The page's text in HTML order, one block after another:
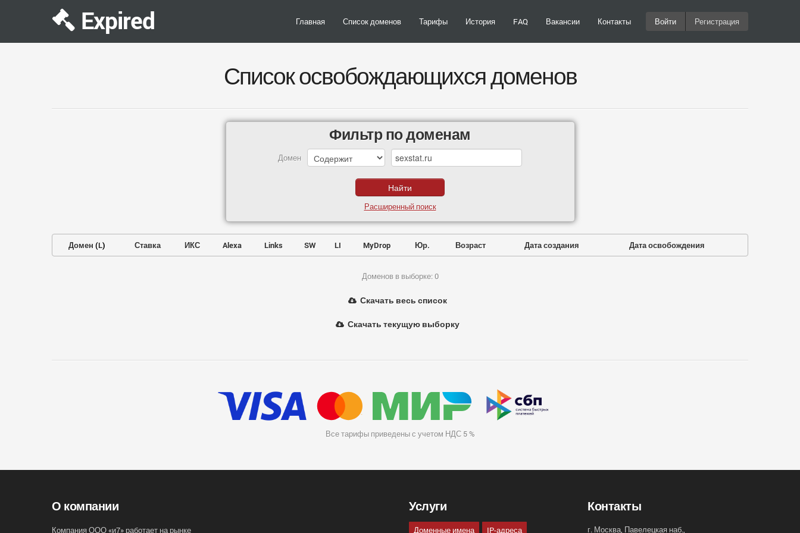
Expired Главная Список доменов Тарифы История FAQ Вакансии Контакты Войти Регистрация
Список освобождающихся доменов
Фильтр по доменам
Домен
Расширенный поиск
Домен (L) Ставка ИКС Alexa Links SW LI MyDrop Юр. Возраст Дата создания Дата освобождения
Доменов в выборке: 0
Скачать весь список
Скачать текущую выборку
Все тарифы приведены с учетом НДС 5 %
О компании
Компания ООО «и7» работает на рынке
Услуги
Доменные имена IP-адреса
Контакты
г. Москва, Павелецкая наб.,